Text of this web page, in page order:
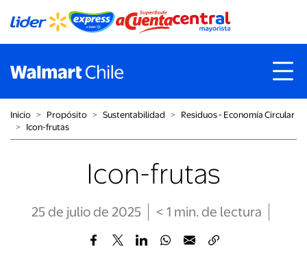
Inicio ˃ Propósito ˃ Sustentabilidad ˃
Residuos - Economía Circular
˃
Icon-frutas
Icon-frutas
25 de julio de 2025 < 1 min. de lectura